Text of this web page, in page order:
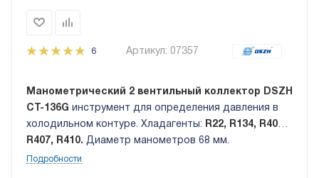
6 Артикул: 07357
Манометрический 2 вентильный коллектор
DSZH
CT-136G инструмент для определения давления в
холодильном контуре. Хладагенты:
R22, R134, R404,
R407, R410. Диаметр манометров 68 мм.
Алюминиевый корпус со смотровым стеклом. Без
Подробности